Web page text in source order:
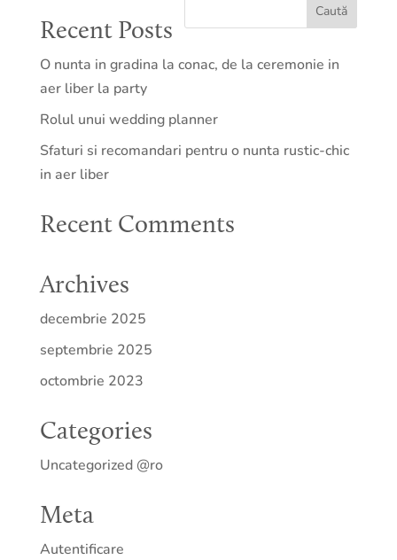
Recent Posts
O nunta in gradina la conac, de la ceremonie in
aer liber la party
Rolul unui wedding planner
Sfaturi si recomandari pentru o nunta rustic-chic
in aer liber
Recent Comments
Archives
decembrie 2025
septembrie 2025
octombrie 2023
Categories
Uncategorized @ro
Meta
Autentificare